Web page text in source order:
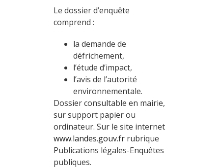
Le dossier d’enquête
comprend :
la demande de
défrichement,
l’étude d’impact,
l’avis de l’autorité
environnementale.
Dossier consultable en mairie,
sur support papier ou
ordinateur. Sur le site internet
www.landes.gouv.fr rubrique
Publications légales-Enquêtes
publiques.